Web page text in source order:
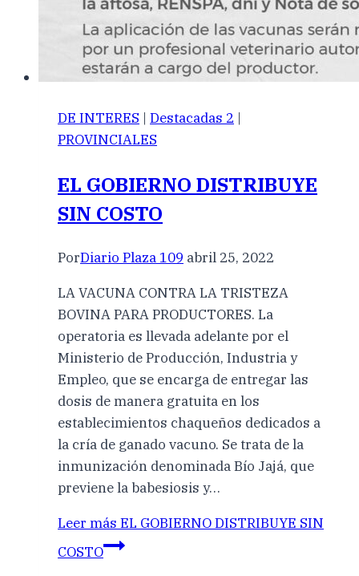
DE INTERES | Destacadas 2 |
PROVINCIALES
EL GOBIERNO DISTRIBUYE
SIN COSTO
PorDiario Plaza 109 abril 25, 2022
LA VACUNA CONTRA LA TRISTEZA
BOVINA PARA PRODUCTORES. La
operatoria es llevada adelante por el
Ministerio de Producción, Industria y
Empleo, que se encarga de entregar las
dosis de manera gratuita en los
establecimientos chaqueños dedicados a
la cría de ganado vacuno. Se trata de la
inmunización denominada Bío Jajá, que
previene la babesiosis y…
Leer más EL GOBIERNO DISTRIBUYE SIN
COSTO